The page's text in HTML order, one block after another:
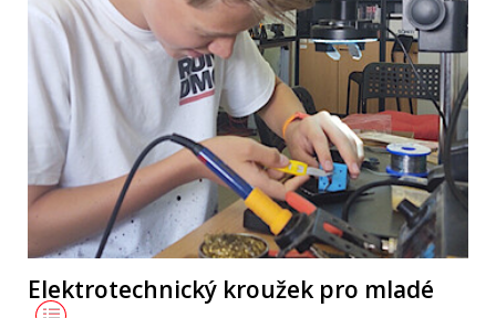
Elektrotechnický kroužek pro mladé